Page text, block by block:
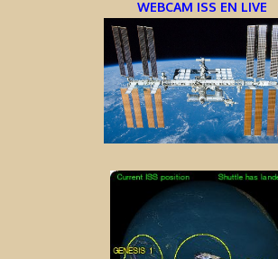
WEBCAM ISS EN LIVE